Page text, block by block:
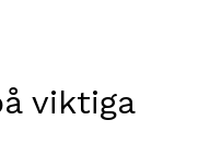
viktiga